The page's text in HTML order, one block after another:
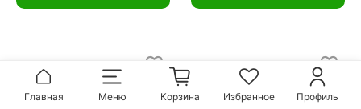
Главная Меню Корзина Избранное Профиль